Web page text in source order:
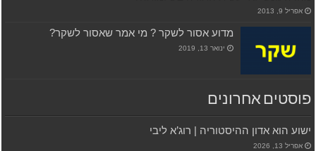
אפריל 9, 2013
מדוע אסור לשקר ? מי אמר שאסור לשקר?
ינואר 13, 2019
פוסטים אחרונים
ישוע הוא אדון ההיסטוריה | רוג’א ליבי
אפריל 13, 2026